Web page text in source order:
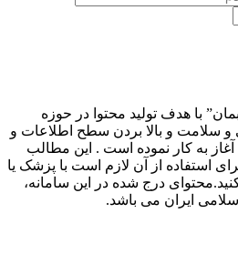
با هدف تولید محتوا در حوزه
و سلامت و بالا بردن سطح اطلاعات و
به کار نموده است . این مطالب
استفاده از آن لازم است با پزشک یا
درج شده در این سامانه،
ایران می باشد.